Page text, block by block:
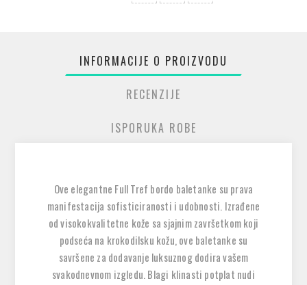
INFORMACIJE O PROIZVODU
RECENZIJE
ISPORUKA ROBE
Ove elegantne Full Tref bordo baletanke su prava
manifestacija sofisticiranosti i udobnosti. Izrađene
od visokokvalitetne kože sa sjajnim završetkom koji
podseća na krokodilsku kožu, ove baletanke su
savršene za dodavanje luksuznog dodira vašem
svakodnevnom izgledu. Blagi klinasti potplat nudi